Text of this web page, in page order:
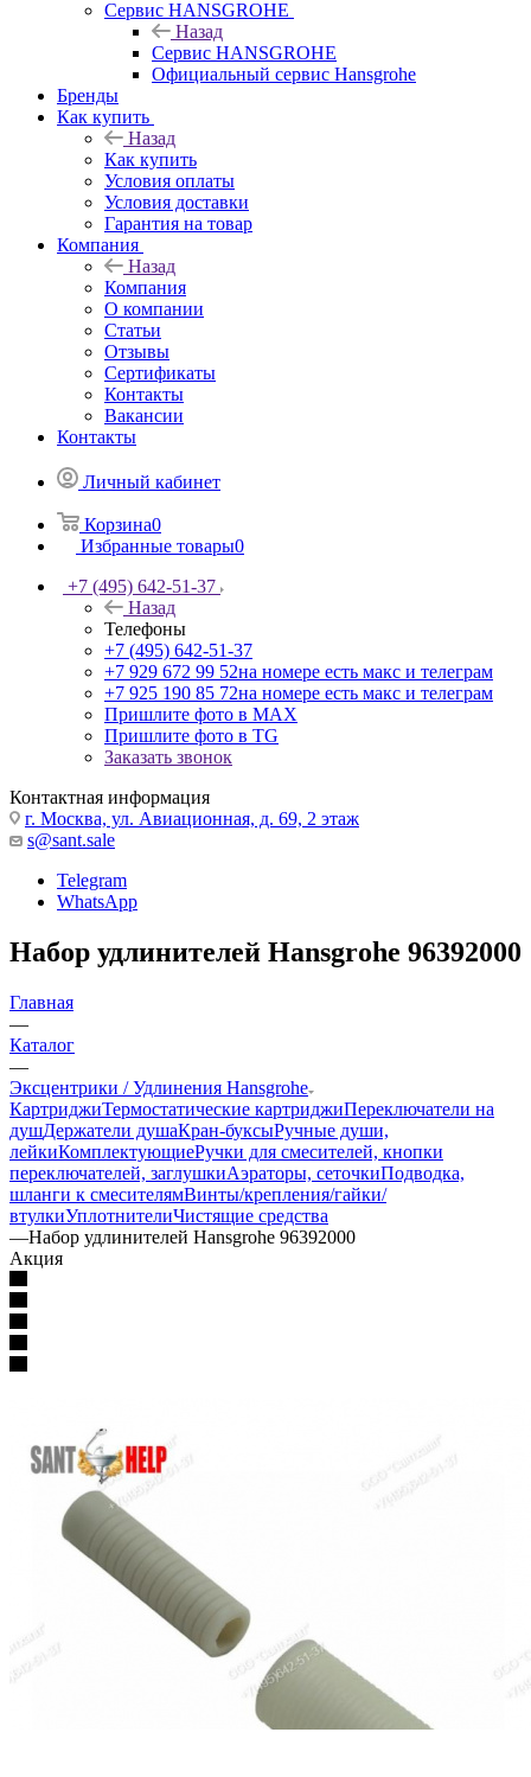
Сервис HANSGROHE
Назад
Сервис HANSGROHE
Официальный сервис Hansgrohe
Бренды
Как купить
Назад
Как купить
Условия оплаты
Условия доставки
Гарантия на товар
Компания
Назад
Компания
О компании
Статьи
Отзывы
Сертификаты
Контакты
Вакансии
Контакты
Личный кабинет
Корзина0
Избранные товары0
+7 (495) 642-51-37
Назад
Телефоны
+7 (495) 642-51-37
+7 929 672 99 52на номере есть макс и телеграм
+7 925 190 85 72на номере есть макс и телеграм
Пришлите фото в MAX
Пришлите фото в TG
Заказать звонок
Контактная информация
г. Москва, ул. Авиационная, д. 69, 2 этаж
s@sant.sale
Telegram
WhatsApp
Набор удлинителей Hansgrohe 96392000
Главная
—
Каталог
—
Эксцентрики / Удлинения Hansgrohe
КартриджиТермостатические картриджиПереключатели на
душДержатели душаКран-буксыРучные души,
лейкиКомплектующиеРучки для смесителей, кнопки
переключателей, заглушкиАэраторы, сеточкиПодводка,
шланги к смесителямВинты/крепления/гайки/
втулкиУплотнителиЧистящие средства
—Набор удлинителей Hansgrohe 96392000
Акция